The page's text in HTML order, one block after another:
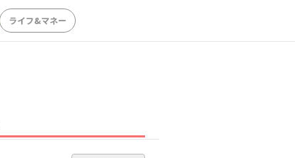
ライフ&マネー